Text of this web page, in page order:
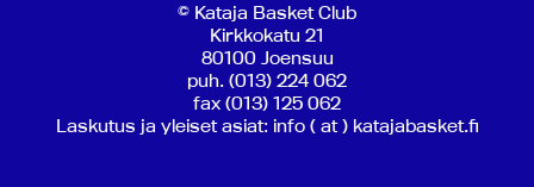
© Kataja Basket Club
Kirkkokatu 21
80100 Joensuu
puh. (013) 224 062
fax (013) 125 062
Laskutus ja yleiset asiat: info ( at ) katajabasket.fi